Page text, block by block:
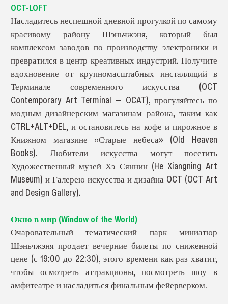
OCT-LOFT
Насладитесь неспешной дневной прогулкой по самому
красивому району Шэньчжэня, который был
комплексом заводов по производству электроники и
превратился в центр креативных индустрий. Получите
вдохновение от крупномасштабных инсталляций в
Терминале современного искусства (OCT
Contemporary Art Terminal — OCAT), прогуляйтесь по
модным дизайнерским магазинам района, таким как
CTRL+ALT+DEL, и остановитесь на кофе и пирожное в
Книжном магазине «Старые небеса» (Old Heaven
Books). Любители искусства могут посетить
Художественный музей Хэ Сяннин (He Xiangning Art
Museum) и Галерею искусства и дизайна OCT (OCT Art
and Design Gallery).
Окно в мир (Window of the World)
Очаровательный тематический парк миниатюр
Шэньчжэня продает вечерние билеты по сниженной
цене (с 19:00 до 22:30), этого времени как раз хватит,
чтобы осмотреть аттракционы, посмотреть шоу в
амфитеатре и насладиться финальным фейерверком.